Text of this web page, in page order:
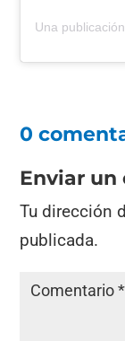
0
Enviar
Tu dirección
publicada.